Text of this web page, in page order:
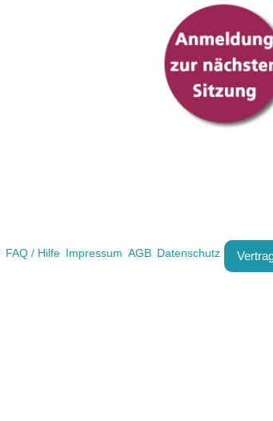
FAQ / Hilfe Impressum AGB Datenschutz